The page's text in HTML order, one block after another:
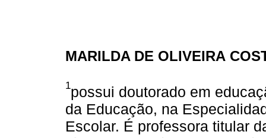
MARILDA DE OLIVEIRA
1possui doutorado em
da Educação, na
Escolar. É professora titular